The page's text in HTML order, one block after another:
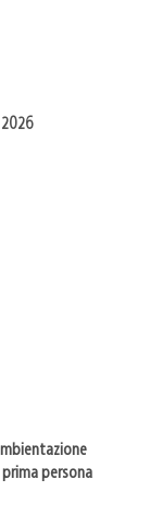
persona